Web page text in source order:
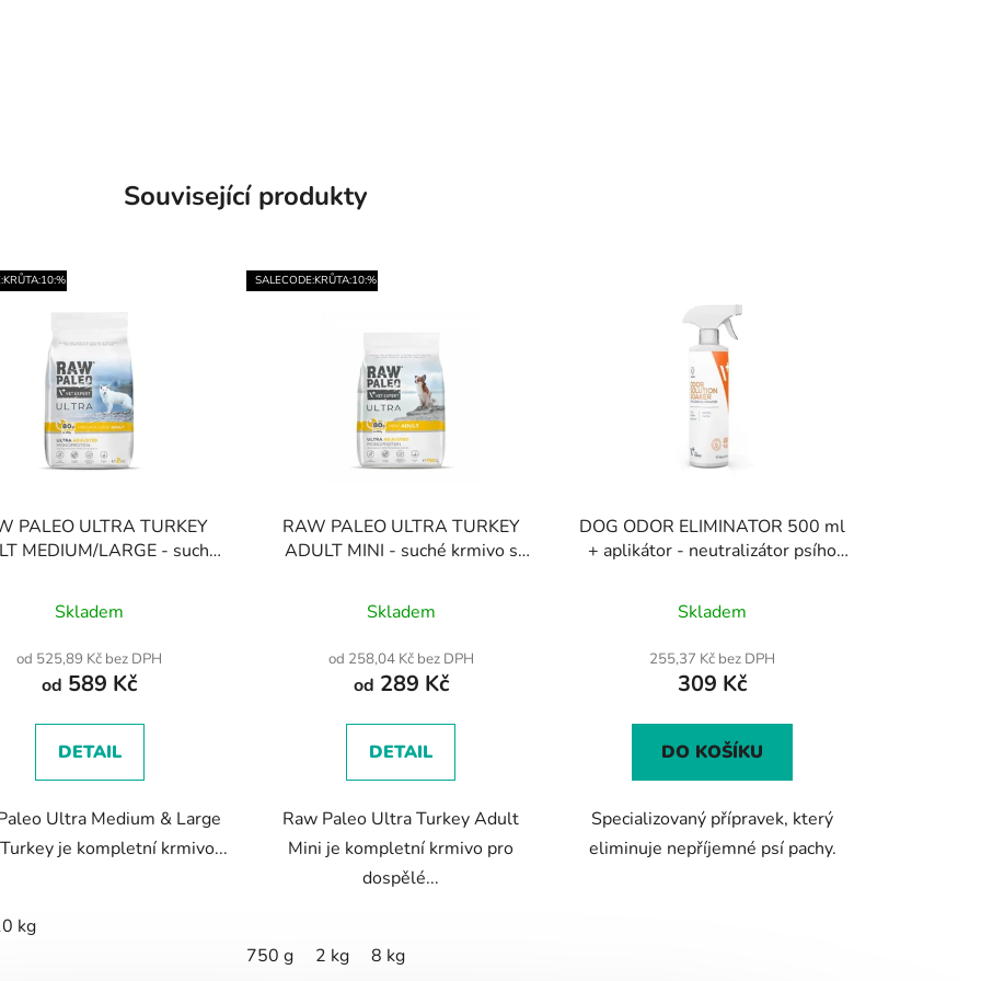
Související produkty
PALEO ULTRA TURKEY
MEDIUM/LARGE - suché
psy středních a velkých
plemenhodnocení
produktu
je
z
Skladem
od 525,89 Kč bez DPH
od 589 Kč
DETAIL
Ultra Medium & Large
je kompletní krmivo...
kg
SALECODE:KRŮTA:10:%
RAW PALEO ULTRA TURKEY
ADULT MINI - suché krmivo s
malých plemen
hodnocení
produktu
je
z
Skladem
od 258,04 Kč bez DPH
od 289 Kč
DETAIL
Raw Paleo Ultra Turkey Adult
Mini je kompletní krmivo pro
dospělé...
750 g 2 kg 8 kg
DOG ODOR ELIMINATOR 500 ml
+ aplikátor - neutralizátor psího
hodnocení
produktu
je
z
Skladem
255,37 Kč bez DPH
309 Kč
DO KOŠÍKU
Specializovaný přípravek, který
eliminuje nepříjemné psí pachy.